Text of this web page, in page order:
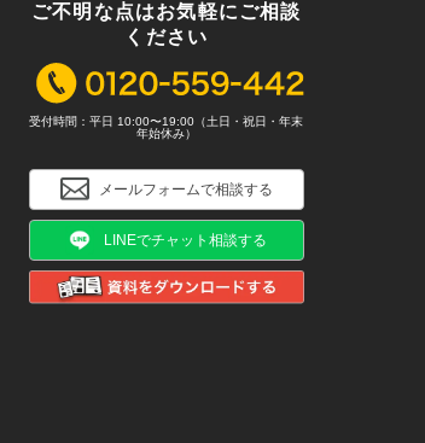
ご不明な点はお気軽にご相談
ください
受付時間：平日 10:00〜19:00（土日・祝日・年末
年始休み）
メールフォームで相談する
LINEでチャット相談する